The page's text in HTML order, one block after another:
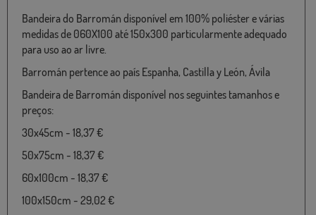
Bandeira do Barromán disponível em 100% poliéster e várias
medidas de 060X100 até 150x300 particularmente adequado
para uso ao ar livre.
Barromán pertence ao país Espanha, Castilla y León, Ávila
Bandeira de Barromán disponível nos seguintes tamanhos e
preços:
30x45cm - 18,37 €
50x75cm - 18,37 €
60x100cm - 18,37 €
100x150cm - 29,02 €